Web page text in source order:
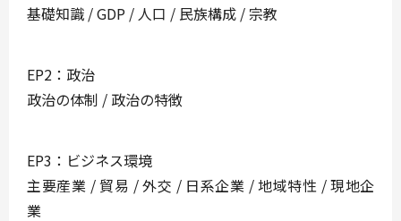
基礎知識 / GDP / 人口 / 民族構成 / 宗教
EP2：政治
政治の体制 / 政治の特徴
EP3：ビジネス環境
主要産業 / 貿易 / 外交 / 日系企業 / 地域特性 / 現地企
業